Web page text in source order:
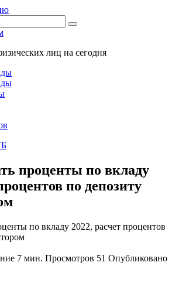
лиц на сегодня
проценты по вкладу
по депозиту
7 мин. Просмотров 51 Опубликовано